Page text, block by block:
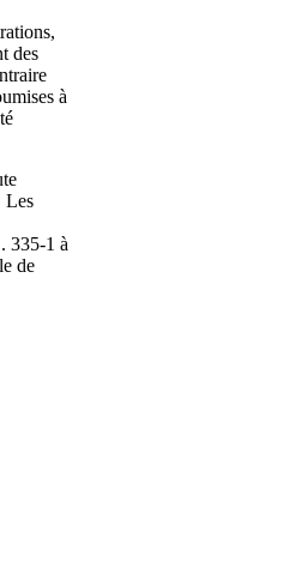
des
à
Les
335-1 à
de